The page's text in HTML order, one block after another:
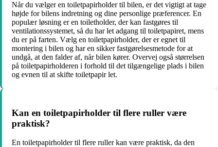
Når du vælger en toiletpapirholder til bilen, er det vigtigt at tage
højde for bilens indretning og dine personlige præferencer. En
populær løsning er en toiletholder, der kan fastgøres til
ventilationssystemet, så du har let adgang til toiletpapiret, mens
du er på farten. Vælg en toiletpapirholder, der er egnet til
montering i bilen og har en sikker fastgørelsesmetode for at
undgå, at den falder af, når bilen kører. Overvej også størrelsen
på toiletpapirholderen i forhold til det tilgængelige plads i bilen
og evnen til at skifte toiletpapir let.
Kan en toiletpapirholder til flere ruller være
praktisk?
En toiletpapirholder til flere ruller kan være praktisk, da den